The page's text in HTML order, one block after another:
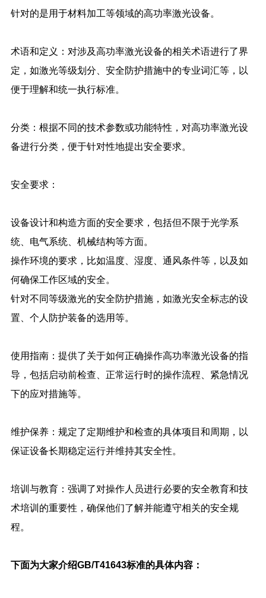
针对的是用于材料加工等领域的高功率激光设备。
术语和定义：对涉及高功率激光设备的相关术语进行了界
定，如激光等级划分、安全防护措施中的专业词汇等，以
便于理解和统一执行标准。
分类：根据不同的技术参数或功能特性，对高功率激光设
备进行分类，便于针对性地提出安全要求。
安全要求：
设备设计和构造方面的安全要求，包括但不限于光学系
统、电气系统、机械结构等方面。
操作环境的要求，比如温度、湿度、通风条件等，以及如
何确保工作区域的安全。
针对不同等级激光的安全防护措施，如激光安全标志的设
置、个人防护装备的选用等。
使用指南：提供了关于如何正确操作高功率激光设备的指
导，包括启动前检查、正常运行时的操作流程、紧急情况
下的应对措施等。
维护保养：规定了定期维护和检查的具体项目和周期，以
保证设备长期稳定运行并维持其安全性。
培训与教育：强调了对操作人员进行必要的安全教育和技
术培训的重要性，确保他们了解并能遵守相关的安全规
程。
下面为大家介绍GB/T41643标准的具体内容：